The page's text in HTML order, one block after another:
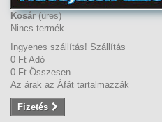
Kosár (üres)
Nincs termék
Ingyenes szállítás! Szállítás
0 Ft‎ Adó
0 Ft‎ Összesen
Az árak az Áfát tartalmazzák
Fizetés